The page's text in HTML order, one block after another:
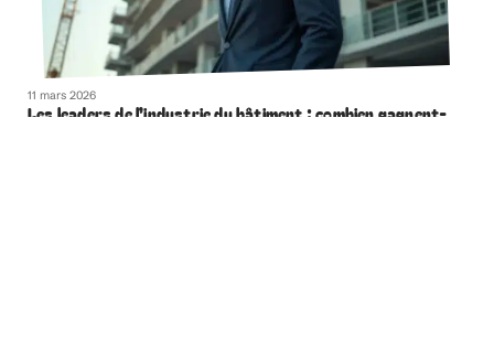
11 mars 2026
Les leaders de l’industrie du bâtiment : combien gagnent-